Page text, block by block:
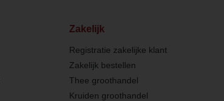
Zakelijk
Registratie zakelijke klant
Zakelijk bestellen
Thee groothandel
Kruiden groothandel